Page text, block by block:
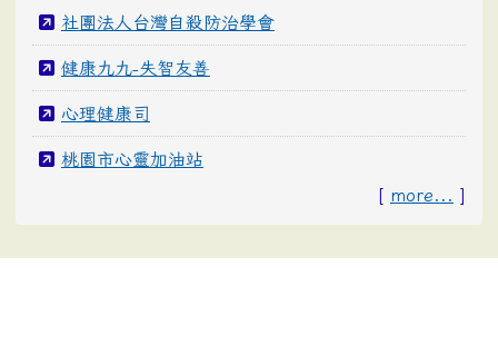
社團法人台灣自殺防治學會
健康九九-失智友善
心理健康司
桃園市心靈加油站
[ more... ]